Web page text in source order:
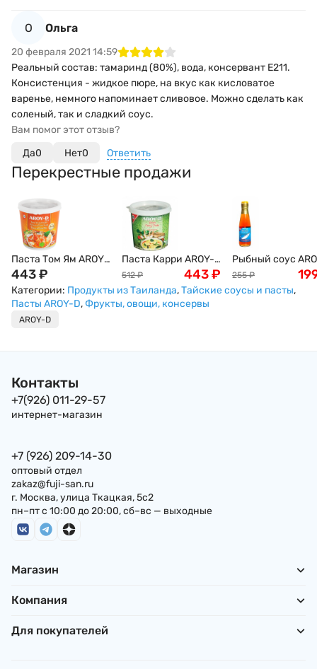
О Ольга
20 февраля 2021 14:59
Реальный состав: тамаринд (80%), вода, консервант Е211.
Консистенция - жидкое пюре, на вкус как кисловатое
варенье, немного напоминает сливовое. Можно сделать как
соленый, так и сладкий соус.
Вам помог этот отзыв?
Да0 Нет0 Ответить
Перекрестные продажи
Паста Том Ям AROY-
D, кисло-сладкая,
400мл
443₽
Паста Карри AROY-
D, зеленая, пряная,
400г
512 ₽ 443₽
Рыбный соус
D, 200мл
255 ₽
Категории: Продукты из Таиланда,Тайские соусы и пасты,
Пасты AROY-D,Фрукты, овощи, консервы
AROY-D
Контакты
+7(926) 011-29-57
интернет-магазин
+7 (926) 209-14-30
оптовый отдел
zakaz@fuji-san.ru
г. Москва, улица Ткацкая, 5с2
пн–пт с 10:00 до 20:00, сб–вс — выходные
Магазин
Компания
Для покупателей